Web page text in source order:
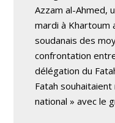
Azzam al-Ahmed,
mardi à Khartoum
soudanais des
confrontation
délégation du
Fatah
national » avec le